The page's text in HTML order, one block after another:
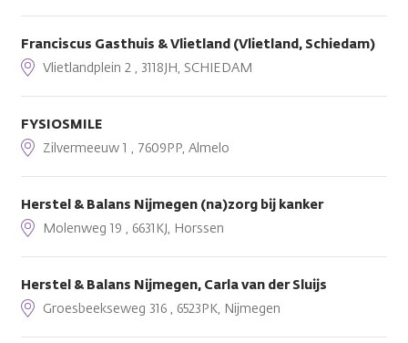
Franciscus Gasthuis & Vlietland (Vlietland, Schiedam)
Vlietlandplein 2 , 3118JH, SCHIEDAM
FYSIOSMILE
Zilvermeeuw 1 , 7609PP, Almelo
Herstel & Balans Nijmegen (na)zorg bij kanker
Molenweg 19 , 6631KJ, Horssen
Herstel & Balans Nijmegen, Carla van der Sluijs
Groesbeekseweg 316 , 6523PK, Nijmegen